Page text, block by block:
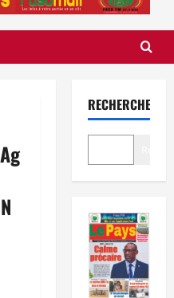
RECHERCHER